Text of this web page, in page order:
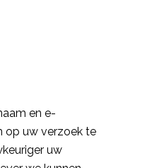
en e-
op uw verzoek te
uw